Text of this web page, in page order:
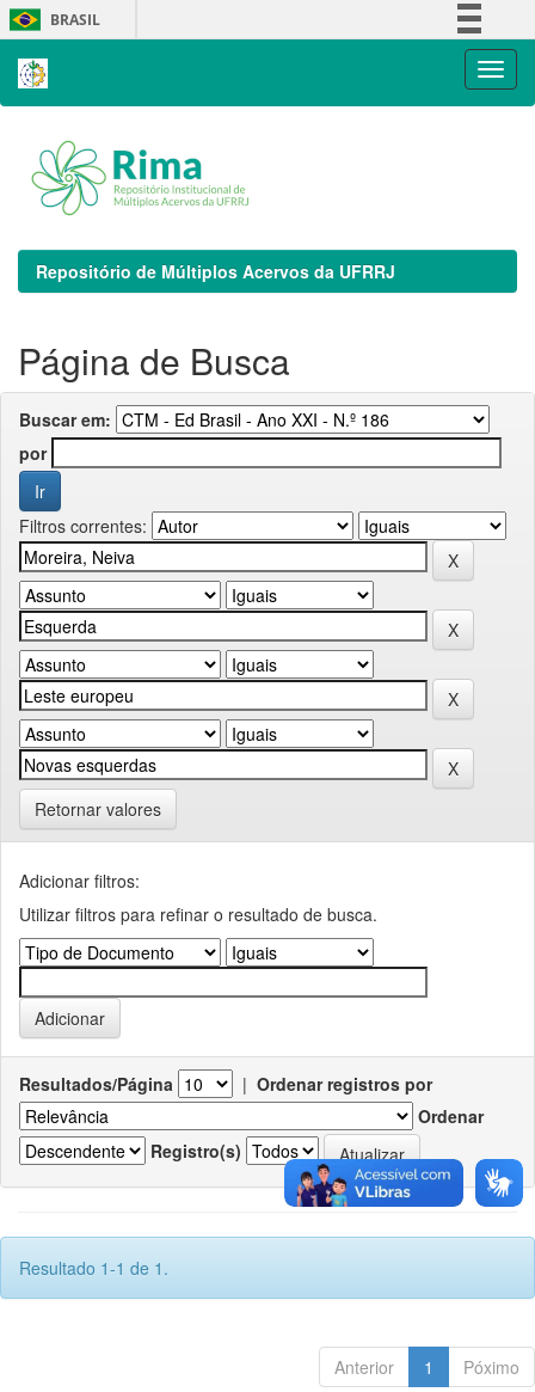
Skip
navigation
BRASIL
Repositório de Múltiplos Acervos da UFRRJ
Página de Busca
Buscar em:
por
Filtros correntes:
Retornar valores
Adicionar filtros:
Utilizar filtros para refinar o resultado de busca.
Resultados/Página | Ordenar registros por
Ordenar
Registro(s)
Resultado 1-1 de 1.
Anterior 1 Póximo